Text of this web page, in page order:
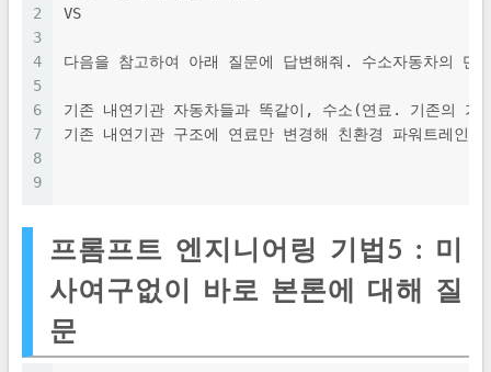
2
3
4
5
6
7
8
9
VS
다음을 참고하여 아래 질문에 답변해줘. 수소자동차의 단
기존 내연기관 자동차들과 똑같이, 수소(연료. 기존의
기존 내연기관 구조에 연료만 변경해 친환경 파워트레인
프롬프트 엔지니어링 기법5 : 미
사여구없이 바로 본론에 대해 질
문